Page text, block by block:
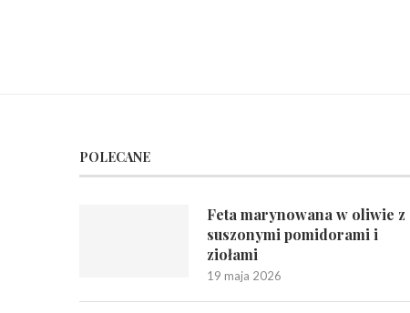
POLECANE
Feta marynowana w oliwie z
suszonymi pomidorami i
ziołami
19 maja 2026